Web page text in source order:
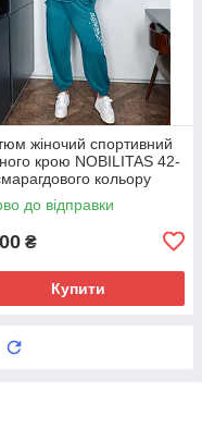
жіночий спортивний
крою NOBILITAS 42-
кольору
до відправки
₴
Купити